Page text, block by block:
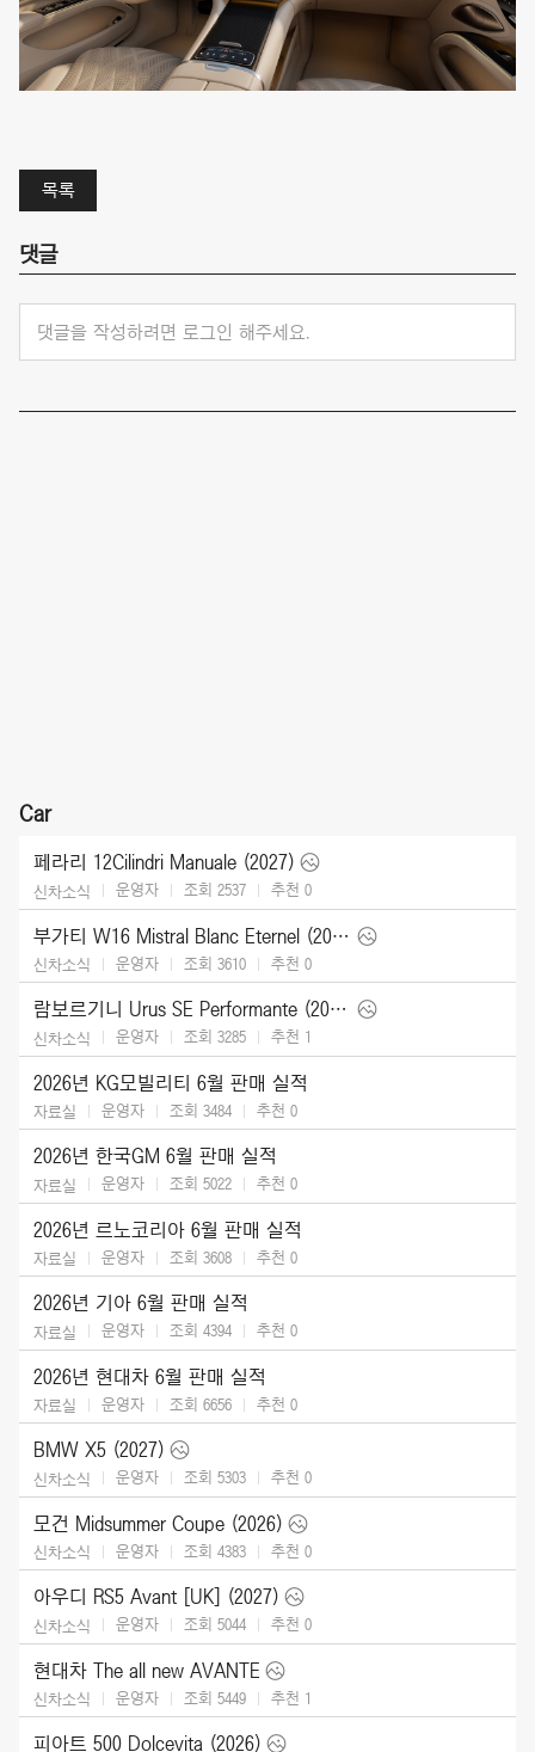
목록
댓글
댓글을 작성하려면 로그인 해주세요.
Car
페라리 12Cilindri Manuale (2027)
신차소식 운영자 조회 2537 추천 0
부가티 W16 Mistral Blanc Eternel (2026)
신차소식 운영자 조회 3610 추천 0
람보르기니 Urus SE Performante (2027)
신차소식 운영자 조회 3285 추천 1
2026년 KG모빌리티 6월 판매 실적
자료실 운영자 조회 3484 추천 0
2026년 한국GM 6월 판매 실적
자료실 운영자 조회 5022 추천 0
2026년 르노코리아 6월 판매 실적
자료실 운영자 조회 3608 추천 0
2026년 기아 6월 판매 실적
자료실 운영자 조회 4394 추천 0
2026년 현대차 6월 판매 실적
자료실 운영자 조회 6656 추천 0
BMW X5 (2027)
신차소식 운영자 조회 5303 추천 0
모건 Midsummer Coupe (2026)
신차소식 운영자 조회 4383 추천 0
아우디 RS5 Avant [UK] (2027)
신차소식 운영자 조회 5044 추천 0
현대차 The all new AVANTE
신차소식 운영자 조회 5449 추천 1
피아트 500 Dolcevita (2026)